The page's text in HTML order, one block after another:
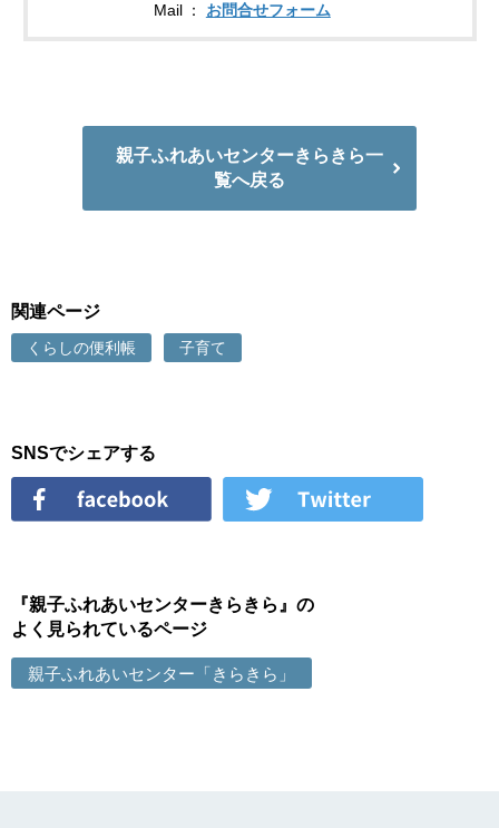
Mail
お問合せフォーム
親子ふれあいセンターきらきら一
覧へ戻る
関連ページ
くらしの便利帳 子育て
SNSでシェアする
『親子ふれあいセンターきらきら』の
よく見られているページ
親子ふれあいセンター「きらきら」